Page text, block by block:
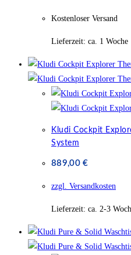
Kostenloser Versand
Lieferzeit: ca. 1 Woche
Kludi Cockpit
System
889,00€
zzgl. Versandkosten
Lieferzeit: ca. 2-3